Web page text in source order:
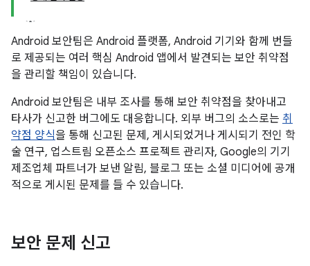
Android 보안팀은 Android 플랫폼, Android 기기와 함께 번들
로 제공되는 여러 핵심 Android 앱에서 발견되는 보안 취약점
을 관리할 책임이 있습니다.
Android 보안팀은 내부 조사를 통해 보안 취약점을 찾아내고
타사가 신고한 버그에도 대응합니다. 외부 버그의 소스로는 취
약점 양식을 통해 신고된 문제, 게시되었거나 게시되기 전인 학
술 연구, 업스트림 오픈소스 프로젝트 관리자, Google의 기기
제조업체 파트너가 보낸 알림, 블로그 또는 소셜 미디어에 공개
적으로 게시된 문제를 들 수 있습니다.
보안 문제 신고